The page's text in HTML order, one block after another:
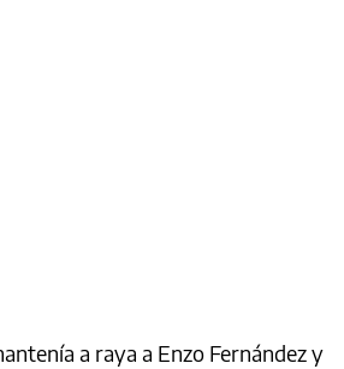
a raya a Enzo Fernández y